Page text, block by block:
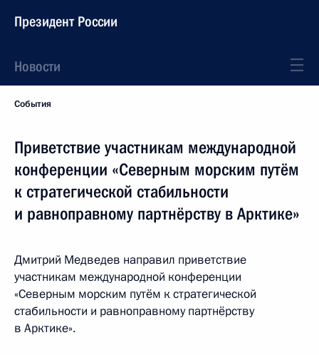
Президент России
Новости
События
Приветствие участникам международной
конференции «Северным морским путём
к стратегической стабильности
и равноправному партнёрству в Арктике»
Дмитрий Медведев направил приветствие
участникам международной конференции
«Северным морским путём к стратегической
стабильности и равноправному партнёрству
в Арктике».